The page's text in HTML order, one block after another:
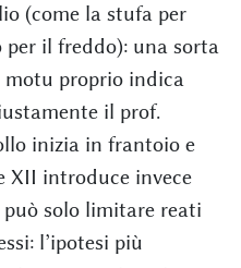
(come la stufa per
il freddo): una sorta
motu proprio indica
il prof.
inizia in frantoio e
XII introduce invece
solo limitare reati
l’ipotesi più